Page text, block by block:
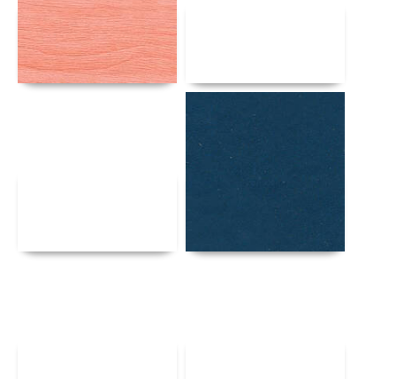
Αναλυτικά Αναλυτικά
Αναλυτικά Αναλυτικά